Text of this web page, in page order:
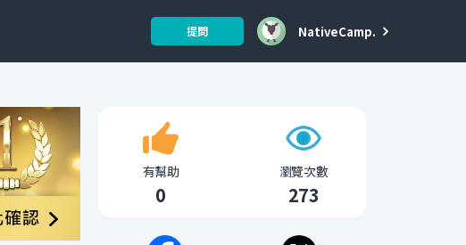
提問 NativeCamp.
有幫助
0
瀏覽次數
273